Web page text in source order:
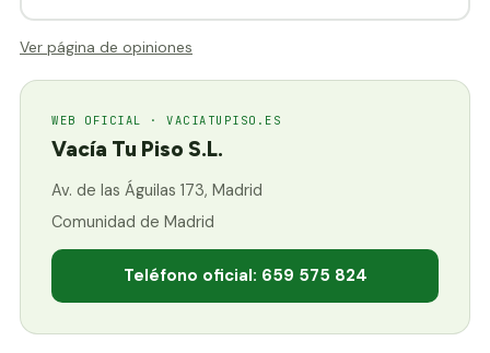
Ver página de opiniones
WEB OFICIAL · VACIATUPISO.ES
Vacía Tu Piso S.L.
Av. de las Águilas 173, Madrid
Comunidad de Madrid
Teléfono oficial: 659 575 824